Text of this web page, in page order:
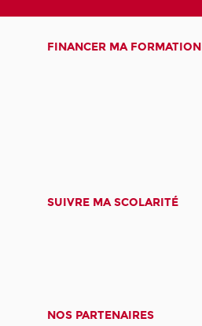
FINANCER MA FORMATION
SUIVRE MA SCOLARITÉ
NOS PARTENAIRES